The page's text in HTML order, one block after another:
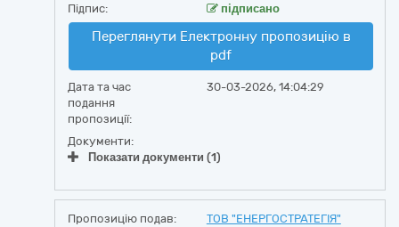
Підпис:
підписано
Переглянути Електронну пропозицію в
pdf
Дата та час
подання
пропозиції:
30-03-2026, 14:04:29
Документи:
Показати документи (1)
Пропозицію подав:
ТОВ "ЕНЕРГОСТРАТЕГІЯ"